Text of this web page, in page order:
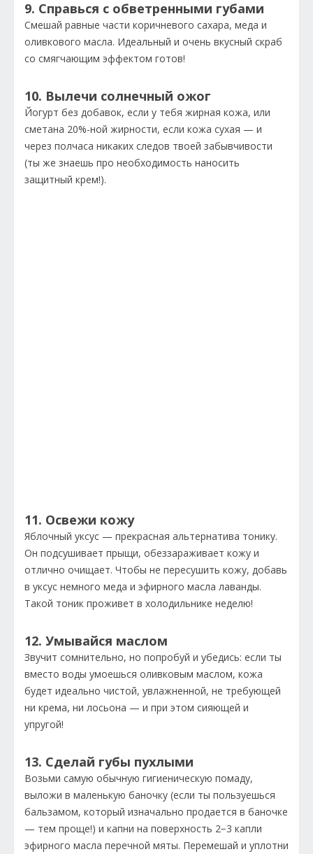
9. Справься с обветренными губами
Смешай равные части коричневого сахара, меда и
оливкового масла. Идеальный и очень вкусный скраб
со смягчающим эффектом готов!
10. Вылечи солнечный ожог
Йогурт без добавок, если у тебя жирная кожа, или
сметана 20%-ной жирности, если кожа сухая — и
через полчаса никаких следов твоей забывчивости
(ты же знаешь про необходимость наносить
защитный крем!).
11. Освежи кожу
Яблочный уксус — прекрасная альтернатива тонику.
Он подсушивает прыщи, обеззараживает кожу и
отлично очищает. Чтобы не пересушить кожу, добавь
в уксус немного меда и эфирного масла лаванды.
Такой тоник проживет в холодильнике неделю!
12. Умывайся маслом
Звучит сомнительно, но попробуй и убедись: если ты
вместо воды умоешься оливковым маслом, кожа
будет идеально чистой, увлажненной, не требующей
ни крема, ни лосьона — и при этом сияющей и
упругой!
13. Сделай губы пухлыми
Возьми самую обычную гигиеническую помаду,
выложи в маленькую баночку (если ты пользуешься
бальзамом, который изначально продается в баночке
— тем проще!) и капни на поверхность 2−3 капли
эфирного масла перечной мяты. Перемешай и уплотни